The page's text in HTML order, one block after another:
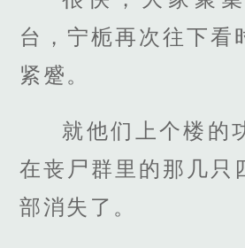
台，宁栀再次往下看
紧蹙。
就他们上个楼的
在丧尸群里的那几只
部消失了。